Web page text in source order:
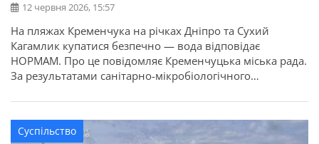
12 червня 2026, 15:57
На пляжах Кременчука на річках Дніпро та Сухий
Кагамлик купатися безпечно — вода відповідає
НОРМАМ. Про це повідомляє Кременчуцька міська рада.
За результатами санітарно-мікробіологічного
забрудненості річкової води відповідають санітарно-
гігієнічним вимогам: Кишкові ентерококи та E.coli в
досліджених зразках води також не виявлені.
Суспільство